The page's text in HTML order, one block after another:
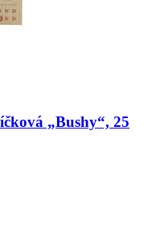
„Bushy“, 25